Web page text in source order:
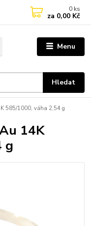
Menu
Hledat
0 ks
za 0,00 Kč
585/1000, váha 2,54 g
14K
g